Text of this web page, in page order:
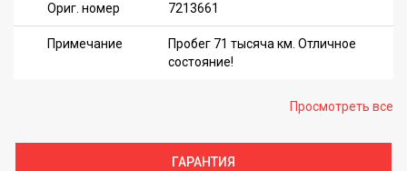
Ориг. номер 7213661
Примечание
Пробег 71 тысяча км. Отличное
состояние!
Просмотреть все
ГАРАНТИЯ